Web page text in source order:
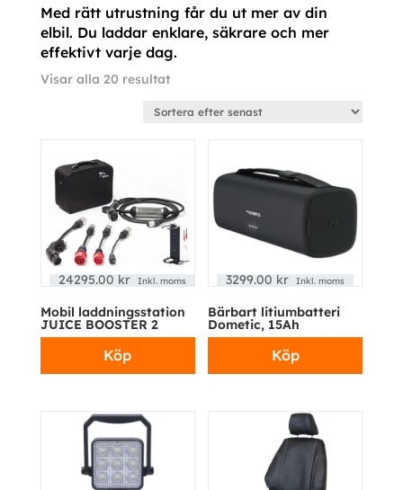
Med rätt utrustning får du ut mer av din
elbil. Du laddar enklare, säkrare och mer
effektivt varje dag.
Visar alla 20 resultatSortera
senaste
24295.00 kr Inkl. moms
Mobil laddningsstation
JUICE BOOSTER 2
Köp
3299.00 kr Inkl. moms
Bärbart litiumbatteri
Dometic, 15Ah
Köp